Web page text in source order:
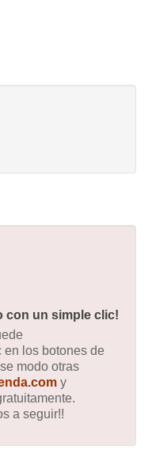
con un simple clic!
los botones de
modo otras
y
a seguir!!